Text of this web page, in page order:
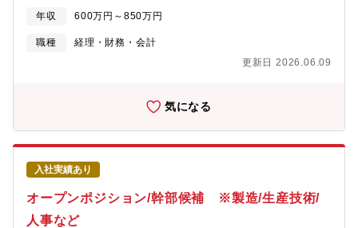
年収 600万円～850万円
職種
経理・財務・会計
更新日 2026.06.09
気になる
入社実績あり
オープンポジション/幹部候補 ※製造/生産技術/
人事など